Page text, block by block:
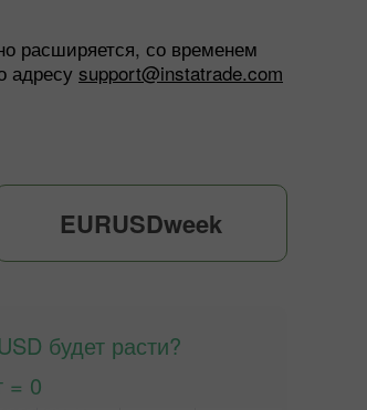
расширяется, со временем
адресуsupport@instatrade.com
EURUSDweek
будет расти?
= 0